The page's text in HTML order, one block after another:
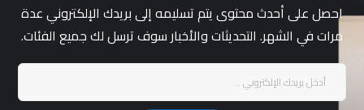
احصل على أحدث محتوى يتم تسليمه إلى بريدك الإلكتروني عدة
مرات في الشهر. التحديثات والأخبار سوف ترسل لك جميع الفئات.